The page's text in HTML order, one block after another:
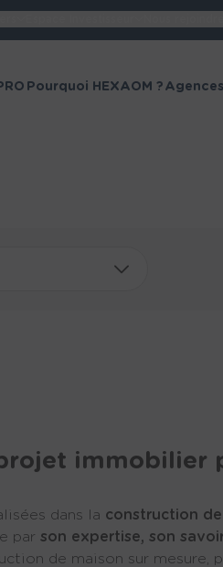
Pourquoi HEXAOM ?
immobilier
dans la construction
par son expertise, son
de maison sur mesure,
Villas
HEXAOM
Les
Extraco
Lotisseur